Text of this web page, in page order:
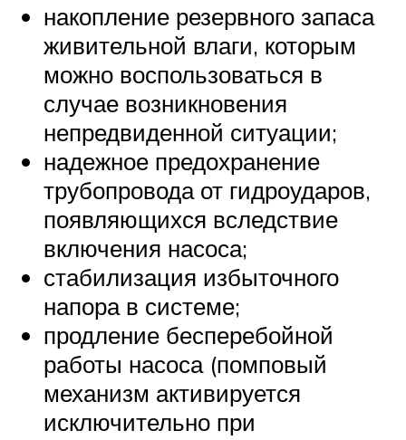
накопление резервного запаса
живительной влаги, которым
можно воспользоваться в
случае возникновения
непредвиденной ситуации;
надежное предохранение
трубопровода от гидроударов,
появляющихся вследствие
включения насоса;
стабилизация избыточного
напора в системе;
продление бесперебойной
работы насоса (помповый
механизм активируется
исключительно при